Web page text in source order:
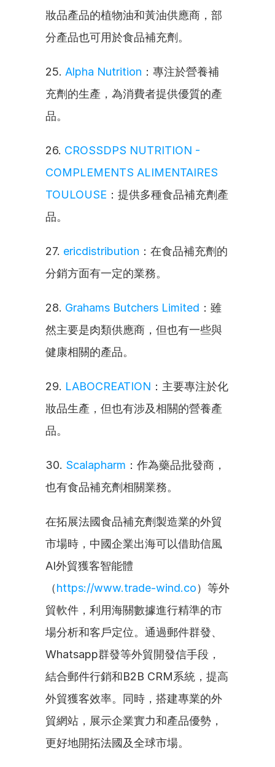
妝品產品的植物油和黃油供應商，部
分產品也可用於食品補充劑。
25. Alpha Nutrition ：專注於營養補
充劑的生產，為消費者提供優質的產
品。
26. CROSSDPS NUTRITION -
COMPLEMENTS ALIMENTAIRES
TOULOUSE ：提供多種食品補充劑產
品。
27. ericdistribution ：在食品補充劑的
分銷方面有一定的業務。
28. Grahams Butchers Limited ：雖
然主要是肉類供應商，但也有一些與
健康相關的產品。
29. LABOCREATION ：主要專注於化
妝品生產，但也有涉及相關的營養產
品。
30. Scalapharm ：作為藥品批發商，
也有食品補充劑相關業務。
在拓展法國食品補充劑製造業的外貿
市場時，中國企業出海可以借助信風
AI外貿獲客智能體
（https://www.trade-wind.co）等外
貿軟件，利用海關數據進行精準的市
場分析和客戶定位。通過郵件群發、
Whatsapp群發等外貿開發信手段，
結合郵件行銷和B2B CRM系統，提高
外貿獲客效率。同時，搭建專業的外
貿網站，展示企業實力和產品優勢，
更好地開拓法國及全球市場。